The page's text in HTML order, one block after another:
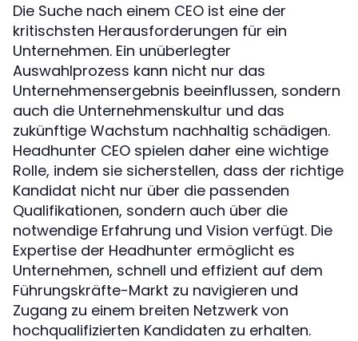
Die Suche nach einem CEO ist eine der
kritischsten Herausforderungen für ein
Unternehmen. Ein unüberlegter
Auswahlprozess kann nicht nur das
Unternehmensergebnis beeinflussen, sondern
auch die Unternehmenskultur und das
zukünftige Wachstum nachhaltig schädigen.
Headhunter CEO spielen daher eine wichtige
Rolle, indem sie sicherstellen, dass der richtige
Kandidat nicht nur über die passenden
Qualifikationen, sondern auch über die
notwendige Erfahrung und Vision verfügt. Die
Expertise der Headhunter ermöglicht es
Unternehmen, schnell und effizient auf dem
Führungskräfte-Markt zu navigieren und
Zugang zu einem breiten Netzwerk von
hochqualifizierten Kandidaten zu erhalten.